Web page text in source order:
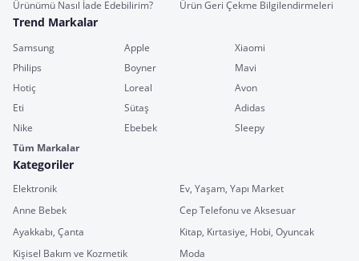
Ürünümü Nasıl İade Edebilirim?
Ürün Geri Çekme Bilgilendirmeleri
Trend Markalar
Samsung Apple
Xiaomi
Philips
Boyner
Mavi
Hotiç
Loreal
Avon
Eti
Sütaş
Adidas
Nike
Ebebek
Sleepy
Tüm Markalar
Kategoriler
Elektronik
Ev, Yaşam, Yapı Market
Anne Bebek
Cep Telefonu ve Aksesuar
Ayakkabı, Çanta
Kitap, Kırtasiye, Hobi, Oyuncak
Kişisel Bakım ve Kozmetik
Moda